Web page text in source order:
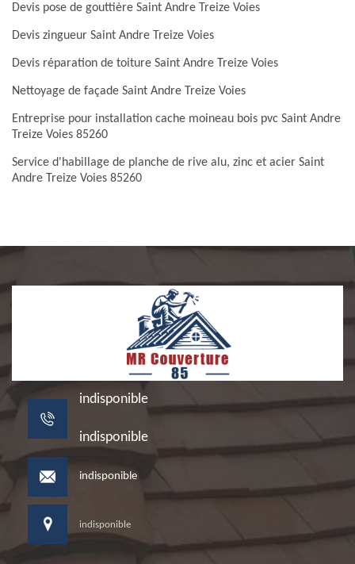
Devis pose de gouttière Saint Andre Treize Voies
Devis zingueur Saint Andre Treize Voies
Devis réparation de toiture Saint Andre Treize Voies
Nettoyage de façade Saint Andre Treize Voies
Entreprise pour installation cache moineau bois pvc Saint Andre
Treize Voies 85260
Service d'habillage de planche de rive alu, zinc et acier Saint
Andre Treize Voies 85260
indisponible
indisponible
indisponible
indisponible